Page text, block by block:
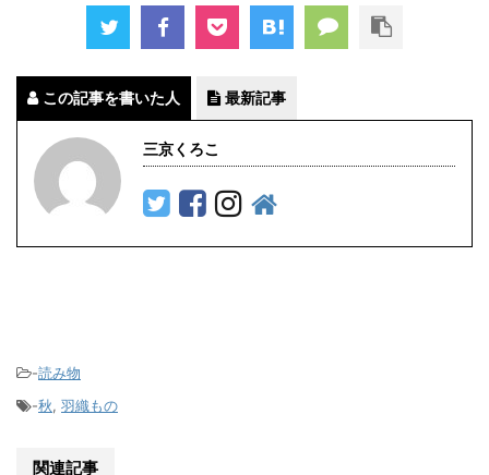
この記事を書いた人 最新記事
三京くろこ
-読み物
-秋, 羽織もの
関連記事